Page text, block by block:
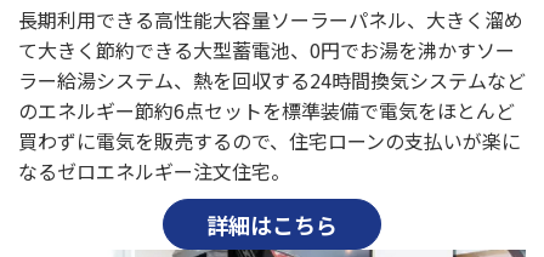
長期利用できる高性能大容量ソーラーパネル、大きく溜め
て大きく節約できる大型蓄電池、0円でお湯を沸かすソー
ラー給湯システム、熱を回収する24時間換気システムなど
のエネルギー節約6点セットを標準装備で電気をほとんど
買わずに電気を販売するので、住宅ローンの支払いが楽に
なるゼロエネルギー注文住宅。
詳細はこちら